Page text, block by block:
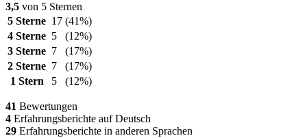
3,5 von 5 Sternen
5 Sterne 17 (41%)
4 Sterne 5
(12%)
3 Sterne 7
(17%)
2 Sterne 7
(17%)
1 Stern
5 (12%)
41 Bewertungen
4 Erfahrungsberichte auf Deutsch
29 Erfahrungsberichte in anderen Sprachen